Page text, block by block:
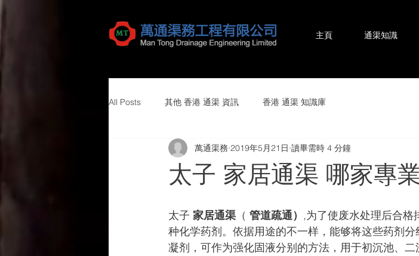
主頁 通渠知識
All Posts 其他 香港 通渠 資訊 香港 通渠 ​知識庫
太子 家居通渠 哪家專
萬通渠務 2019年5月21日 讀畢需時 4 分鐘
太子 家居通渠 （ 管道疏通） ,为了使废水处理后合格
种化学药剂。依据用途的不一样，能够将这些药剂
凝剂，可作为强化固液分别的方法，用于初沉池、